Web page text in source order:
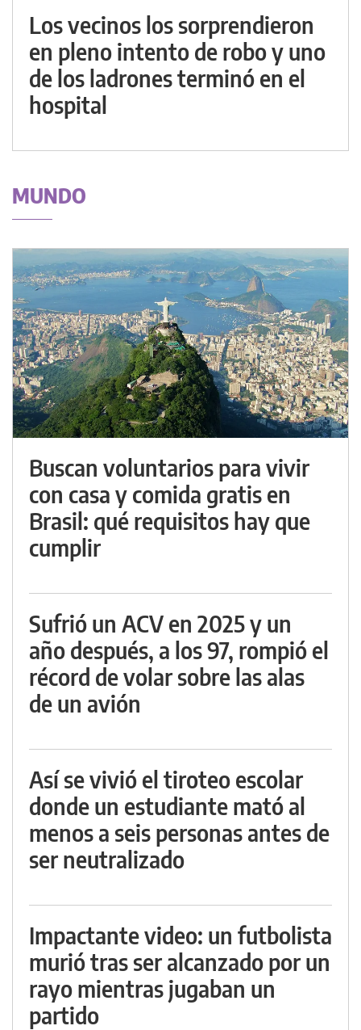
Los vecinos los sorprendieron
en pleno intento de robo y uno
de los ladrones terminó en el
hospital
MUNDO
Buscan voluntarios para vivir
con casa y comida gratis en
Brasil: qué requisitos hay que
cumplir
Sufrió un ACV en 2025 y un
año después, a los 97, rompió el
récord de volar sobre las alas
de un avión
Así se vivió el tiroteo escolar
donde un estudiante mató al
menos a seis personas antes de
ser neutralizado
Impactante video: un futbolista
murió tras ser alcanzado por un
rayo mientras jugaban un
partido